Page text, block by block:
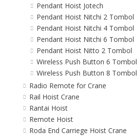
Pendant Hoist Jotech
Pendant Hoist Nitchi 2 Tombol
Pendant Hoist Nitchi 4 Tombol
Pendant Hoist Nitchi 6 Tombol
Pendant Hoist Nitto 2 Tombol
Wireless Push Button 6 Tombol
Wireless Push Button 8 Tombol
Radio Remote for Crane
Rail Hoist Crane
Rantai Hoist
Remote Hoist
Roda End Carriege Hoist Crane